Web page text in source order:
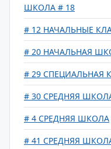
ШКОЛА # 18
# 12 НАЧАЛЬНЫЕ
# 20 НАЧАЛЬНАЯ
# 29 СПЕЦИАЛЬНАЯ
# 30 СРЕДНЯЯ
# 4 СРЕДНЯЯ ШКОЛА
# 41 СРЕДНЯЯ